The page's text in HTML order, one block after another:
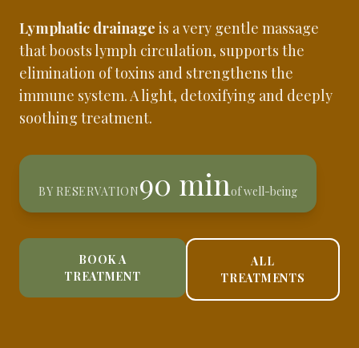
Lymphatic drainage is a very gentle massage
that boosts lymph circulation, supports the
elimination of toxins and strengthens the
immune system. A light, detoxifying and deeply
soothing treatment.
BY RESERVATION90 minof well-being
BOOK A
TREATMENT
ALL
TREATMENTS